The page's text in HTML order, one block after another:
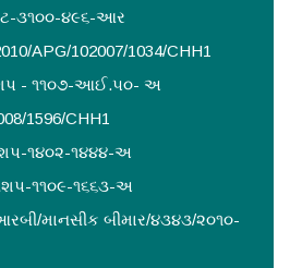
૩૧૦૦-૪૯૬-આર
APG/102007/1034/CHH1
- ૧૧૦૭-આઈ.૫૦- અ
1596/CHH1
૧૪૦૨-૧૪૪૪-અ
૧૧૦૯-૧૬૬૩-અ
માનસીક બીમાર/૪૩૪૩/૨૦૧૦-